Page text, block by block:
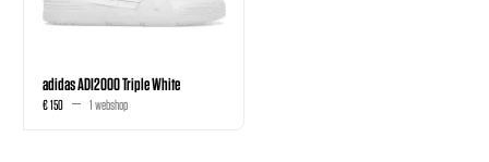
adidas ADI2000 Triple White
€ 150 1 webshop